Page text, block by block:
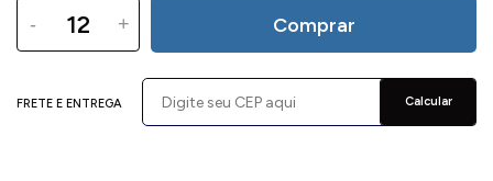
- + Comprar
FRETE E ENTREGA Calcular